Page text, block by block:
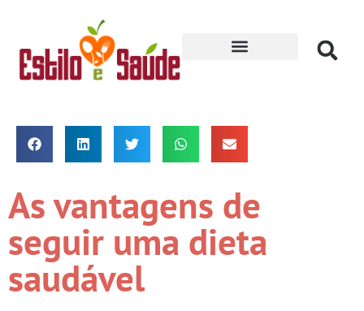
As vantagens de
seguir uma dieta
saudável